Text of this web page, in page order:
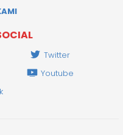
Twitter
Youtube